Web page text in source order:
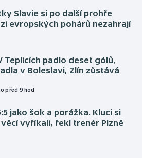
Slavie si po další prohře
evropských pohárů nezahrají
Teplicích padlo deset gólů,
v Boleslavi, Zlín zůstává
před 9 hod
jako šok a porážka. Kluci si
vyříkali, řekl trenér Plzně